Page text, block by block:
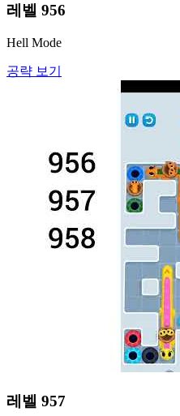
레벨 956
Hell Mode
공략 보기
레벨 957